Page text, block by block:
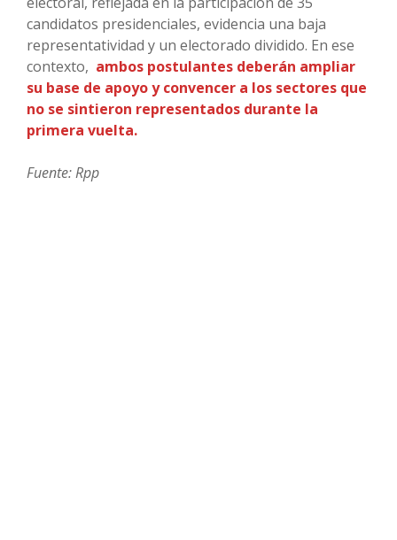
candidatos presidenciales, evidencia una baja
representatividad y un electorado dividido. En ese
contexto, ambos postulantes deberán ampliar
su base de apoyo y convencer a los sectores que
no se sintieron representados durante la
primera vuelta.
Fuente: Rpp